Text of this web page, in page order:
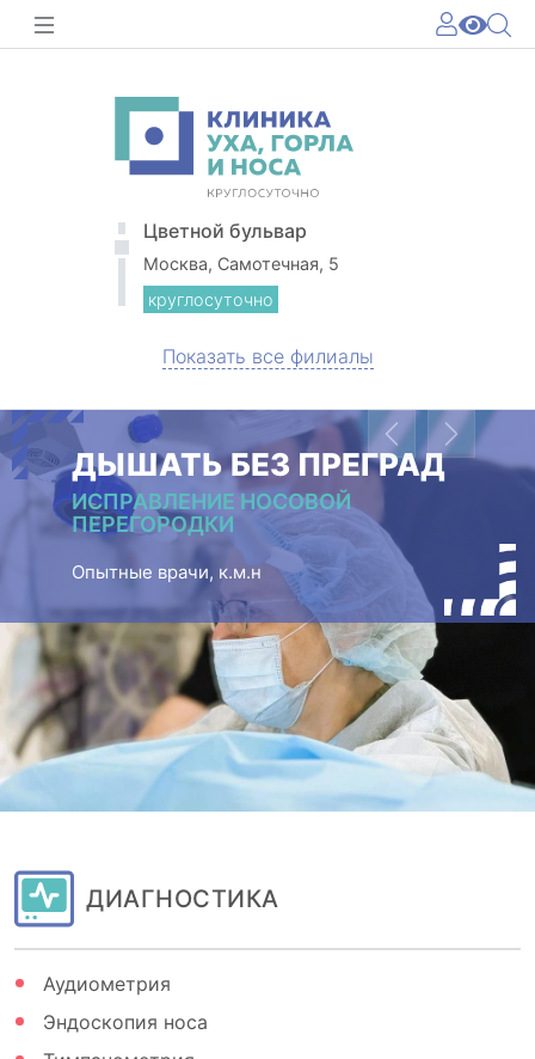
Цветной бульвар
Москва, Самотечная, 5
круглосуточно
Показать все филиалы
ДЫШАТЬ БЕЗ ПРЕГРАД
ИСПРАВЛЕНИЕ НОСОВОЙ
ПЕРЕГОРОДКИ
Опытные врачи, к.м.н
PreviousNext
ДИАГНОСТИКА
Аудиометрия
Эндоскопия носа